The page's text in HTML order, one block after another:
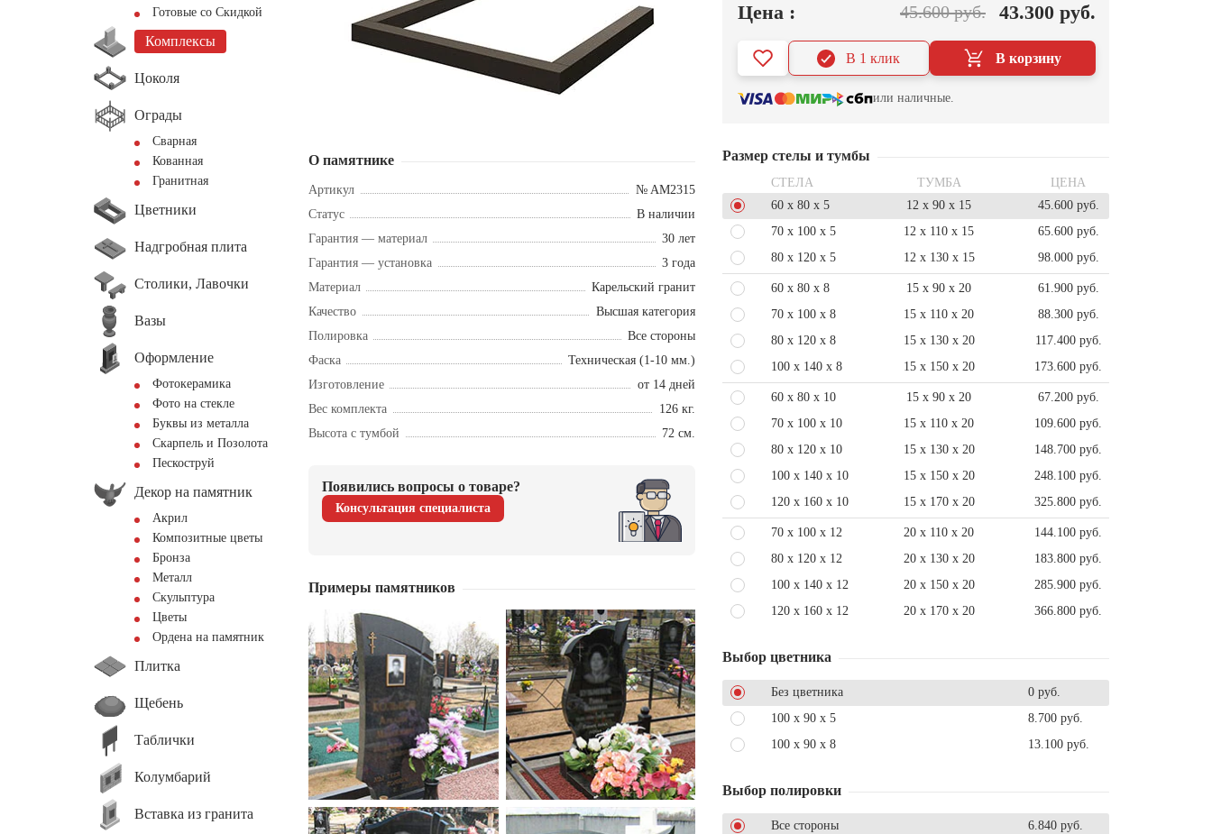
Готовые со Скидкой
Комплексы
Цоколя
Ограды
Сварная
Кованная
Гранитная
Цветники
Надгробная плита
Столики, Лавочки
Вазы
Оформление
Фотокерамика
Фото на стекле
Буквы из металла
Скарпель и Позолота
Пескоструй
Декор на памятник
Акрил
Композитные цветы
Бронза
Металл
Скульптура
Цветы
Ордена на памятник
Плитка
Щебень
Таблички
Колумбарий
Вставка из гранита
О памятнике
Артикул
№ AM2315
Статус
В наличии
Гарантия — материал
30 лет
Гарантия — установка
3 года
Материал
Карельский гранит
Качество
Высшая категория
Полировка
Все стороны
Фаска
Техническая (1-10 мм.)
Изготовление
от 14 дней
Вес комплекта
126 кг.
Высота с тумбой
72 см.
Появились вопросы о товаре?
Консультация специалиста
Примеры памятников
Цена : 45.600 руб. 43.300 руб.
В корзину
В 1 клик
или наличные.
Размер стелы и тумбы
СТЕЛА ТУМБА
ЦЕНА
60 x 80 x 5
12 x 90 x 15
45.600 руб.
70 x 100 x 5
12 x 110 x 15
65.600 руб.
80 x 120 x 5
12 x 130 x 15 98.000 руб.
60 x 80 x 8 15 x 90 x 20
61.900 руб.
70 x 100 x 8
15 x 110 x 20
88.300 руб.
80 x 120 x 8
15 x 130 x 20
117.400 руб.
100 x 140 x 8
15 x 150 x 20 173.600 руб.
60 x 80 x 10 15 x 90 x 20
67.200 руб.
70 x 100 x 10
15 x 110 x 20
109.600 руб.
80 x 120 x 10
15 x 130 x 20
148.700 руб.
100 x 140 x 10
15 x 150 x 20
248.100 руб.
120 x 160 x 10
15 x 170 x 20 325.800 руб.
70 x 100 x 12 20 x 110 x 20
144.100 руб.
80 x 120 x 12
20 x 130 x 20
183.800 руб.
100 x 140 x 12
20 x 150 x 20
285.900 руб.
120 x 160 x 12
20 x 170 x 20 366.800 руб.
Выбор цветника
Без цветника
0 руб.
100 x 90 x 5
8.700 руб.
100 x 90 x 8
13.100 руб.
Выбор полировки
Все стороны
6.840 руб.